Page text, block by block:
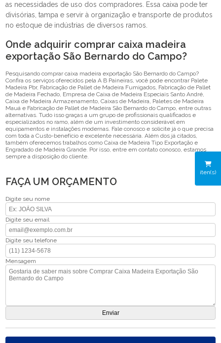
iten(s)
as necessidades de uso dos compradores. Essa caixa pode ter
divisórias, tampa e servir à organização e transporte de produtos
no estoque de indústrias de diversos ramos.
Onde adquirir comprar caixa madeira
exportação São Bernardo do Campo?
Pesquisando comprar caixa madeira exportação São Bernardo do Campo?
Confira os serviços oferecidos pela A B Paineiras, você pode encontrar Palete
Madeira Pbr, Fabricação de Pallet de Madeira Fumigados, Fabricação de Pallet
de Madeira Fechado, Empresa de Caixa de Madeira Especiais Santo André,
Caixa de Madeira Armazenamento, Caixas de Madeira, Paletes de Madeira
Mauá e Fabricação de Pallet de Madeira São Bernardo do Campo, entre outras
alternativas. Tudo isso graças a um grupo de profissionais qualificados e
especializados no ramo, além de um investimento considerável em
equipamentos e instalações modernas. Fale conosco e solicite já o que precisa
com toda a Custo-benefício e excelente necessária. Além dos já citados,
também oferecemos trabalhos como Caixa de Madeira Tipo Exportação e
Engradado de Madeira Grande. Por isso, entre em contato conosco, estamos
sempre a disposição do cliente.
FAÇA UM ORÇAMENTO
Digite seu nome
Digite seu email
Digite seu telefone
Mensagem